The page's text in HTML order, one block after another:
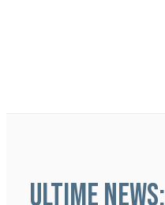
ULTIME NEWS: